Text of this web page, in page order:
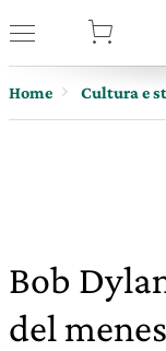
Home Cultura e
Bob
del